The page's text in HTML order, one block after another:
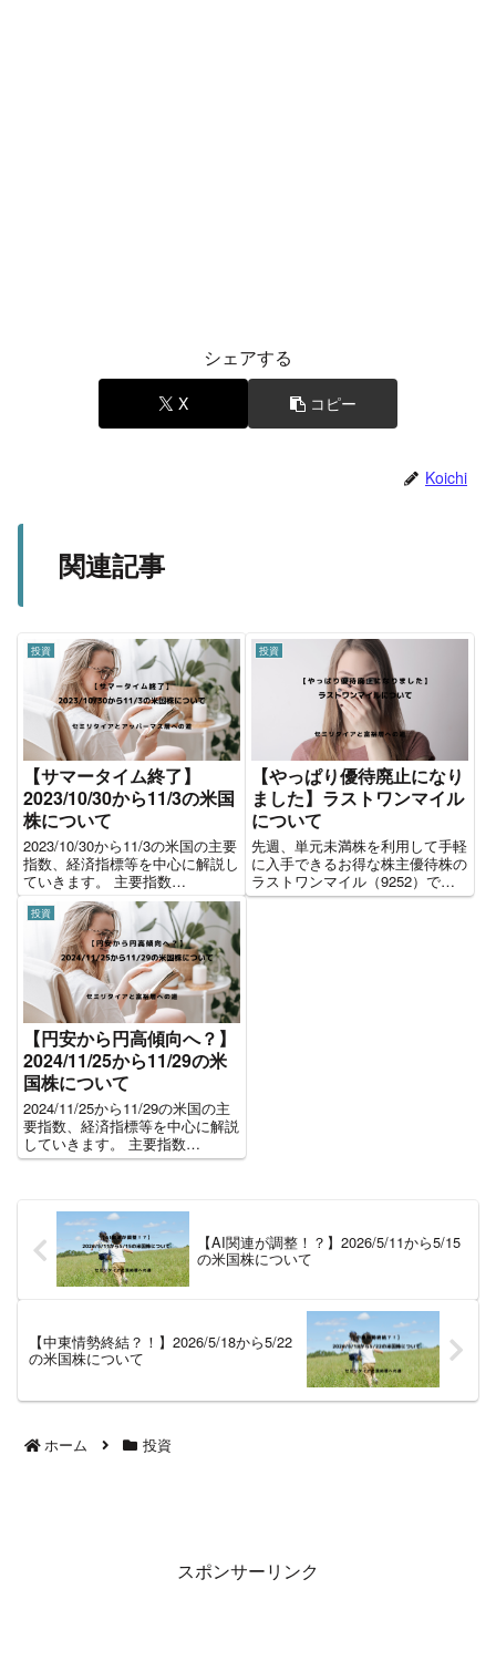
シェアする
X コピー
Koichi
関連記事
投資
【サマータイム終了】
2023/10/30から11/3の米国
株について
2023/10/30から11/3の米国の主要
指数、経済指標等を中心に解説し
ていきます。 主要指数
2023/10/30から11/3の1週間のパ
フォーマンスです。全体を通して
大きな上昇となりました。
2023/10/30から11/3の主な経済...
投資
【やっぱり優待廃止になり
ました】ラストワンマイル
について
先週、単元未満株を利用して手軽
に入手できるお得な株主優待株の
ラストワンマイル（9252）です
が、予想していた通り、優待廃止
投資
【円安から円高傾向へ？】
2024/11/25から11/29の米
国株について
2024/11/25から11/29の米国の主
要指数、経済指標等を中心に解説
していきます。 主要指数
2024/11/25から11/29の1週間のパ
2024/11/25から11/29...
【AI関連が調整！？】2026/5/11から5/15
の米国株について
【中東情勢終結？！】2026/5/18から5/22
の米国株について
ホーム 投資
スポンサーリンク